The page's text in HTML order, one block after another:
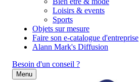
Loisirs & events
Sports
Objets sur mesure
Faire son e-catalogue d'entreprise
Alann Mark's Diffusion
Besoin d'un conseil ?
Menu